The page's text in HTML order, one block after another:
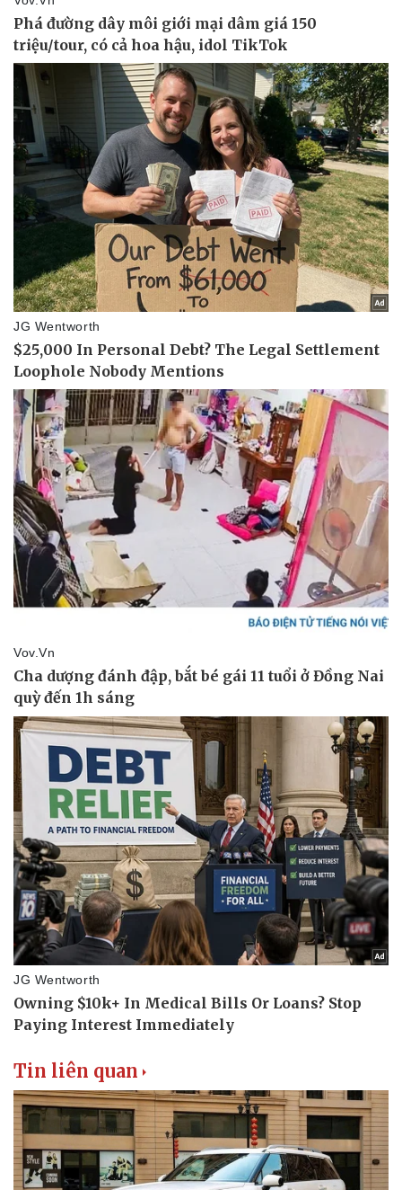
Thể thao
Bóng đá
Lịch thi đấu bóng đá
Thế giới thể thao
eSports
Hậu trường
Ô tô - Xe máy
Tư vấn
Tin liên quan